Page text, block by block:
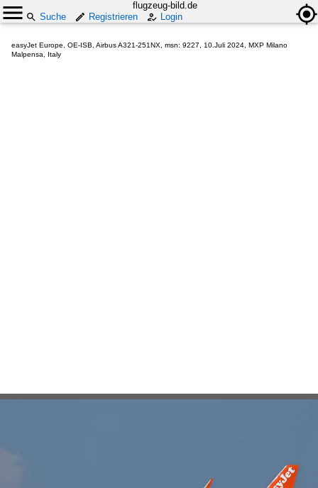
flugzeug-bild.de
Suche
Registrieren Login
easyJet Europe, OE-ISB, Airbus A321-251NX, msn: 9227, 10.Juli 2024, MXP Milano
Malpensa, Italy